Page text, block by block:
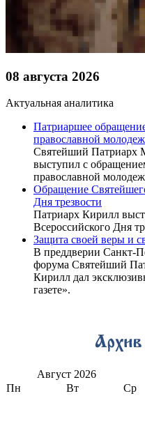
08 августа 2026
Актуальная аналитика
Патриаршее
православной
Святейший Патриарх
выступил с
православной
Обращение
Дня трезвости
Патриарх Кирилл
Всероссийского Дня
Защита своей веры и
В преддверии Санкт-
форума Святейший
Кирилл дал
газете».
Август 2026
Пн
Вт Ср